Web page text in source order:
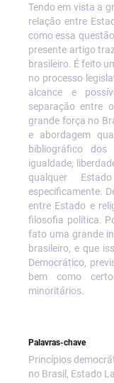
Tendo em vista a
relação entre
como essa
presente artigo
brasileiro. É feito
no processo
alcance e
separação entre
grande força no
e abordagem
bibliográfico dos
igualdade,
qualquer
especificamente.
entre Estado e
filosofia política.
fato uma grande
brasileiro, e que
Democrático,
bem como
minoritários.
Palavras-chave
Princípios
no Brasil, Estado